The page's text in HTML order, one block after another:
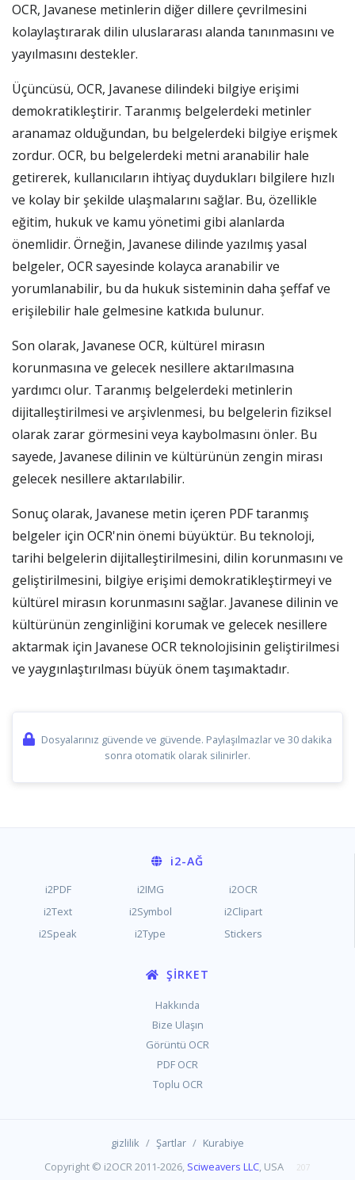
OCR, Javanese metinlerin diğer dillere çevrilmesini
kolaylaştırarak dilin uluslararası alanda tanınmasını ve
yayılmasını destekler.
Üçüncüsü, OCR, Javanese dilindeki bilgiye erişimi
demokratikleştirir. Taranmış belgelerdeki metinler
aranamaz olduğundan, bu belgelerdeki bilgiye erişmek
zordur. OCR, bu belgelerdeki metni aranabilir hale
getirerek, kullanıcıların ihtiyaç duydukları bilgilere hızlı
ve kolay bir şekilde ulaşmalarını sağlar. Bu, özellikle
eğitim, hukuk ve kamu yönetimi gibi alanlarda
önemlidir. Örneğin, Javanese dilinde yazılmış yasal
belgeler, OCR sayesinde kolayca aranabilir ve
yorumlanabilir, bu da hukuk sisteminin daha şeffaf ve
erişilebilir hale gelmesine katkıda bulunur.
Son olarak, Javanese OCR, kültürel mirasın
korunmasına ve gelecek nesillere aktarılmasına
yardımcı olur. Taranmış belgelerdeki metinlerin
dijitalleştirilmesi ve arşivlenmesi, bu belgelerin fiziksel
olarak zarar görmesini veya kaybolmasını önler. Bu
sayede, Javanese dilinin ve kültürünün zengin mirası
gelecek nesillere aktarılabilir.
Sonuç olarak, Javanese metin içeren PDF taranmış
belgeler için OCR'nin önemi büyüktür. Bu teknoloji,
tarihi belgelerin dijitalleştirilmesini, dilin korunmasını ve
geliştirilmesini, bilgiye erişimi demokratikleştirmeyi ve
kültürel mirasın korunmasını sağlar. Javanese dilinin ve
kültürünün zenginliğini korumak ve gelecek nesillere
aktarmak için Javanese OCR teknolojisinin geliştirilmesi
ve yaygınlaştırılması büyük önem taşımaktadır.
Dosyalarınız güvende ve güvende. Paylaşılmazlar ve 30 dakika
sonra otomatik olarak silinirler.
i2-AĞ
i2PDF i2IMG
i2OCR
i2Text
i2Symbol
i2Clipart
i2Speak
i2Type Stickers
ŞIRKET
Hakkında
Bize Ulaşın
Görüntü OCR
PDF OCR
Toplu OCR
gizlilik / Şartlar / Kurabiye
Copyright © i2OCR 2011-2026, Sciweavers LLC, USA 207